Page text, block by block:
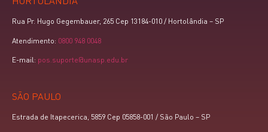
Rua Pr. Hugo Gegembauer, 265 Cep 13184-010 / Hortolândia – SP
Atendimento: 0800 948 0048
E-mail: pos.suporte@unasp.edu.br
SÃO PAULO
Estrada de Itapecerica, 5859 Cep 05858-001 / São Paulo – SP